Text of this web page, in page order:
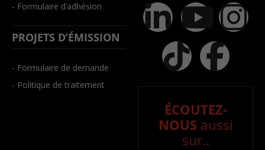
- Formulaire d’adhésion
PROJETS D’ÉMISSION
- Formulaire de demande
- Politique de traitement
ÉCOUTEZ-
NOUS aussi
sur..